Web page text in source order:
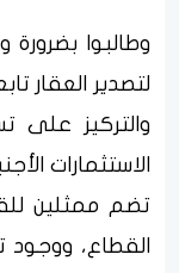
وطالبوا
لتصدير العقار
والتركيز على
الاستثمارات
تضم ممثلين
القطاع، ووجود